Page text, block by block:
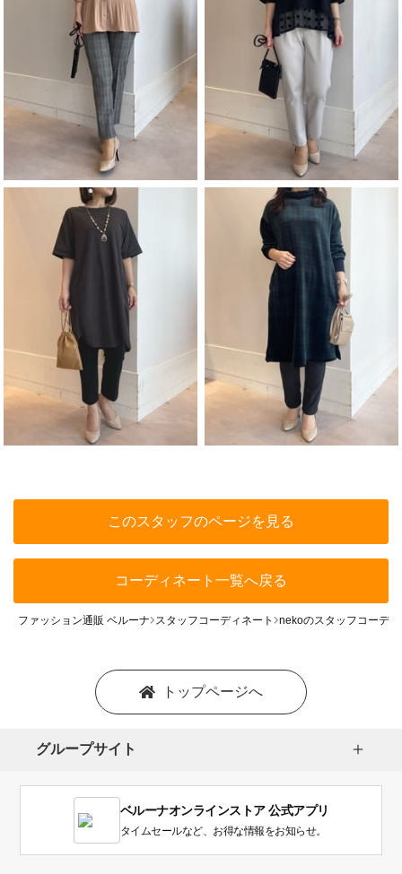
このスタッフのページを見る
コーディネート一覧へ戻る
ファッション通販 ベルーナ スタッフコーディネート nekoのスタッフコーデ
トップページへ
グループサイト
ベルーナオンラインストア 公式アプリ
タイムセールなど、お得な情報をお知らせ。